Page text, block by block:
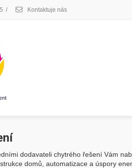
/ Kontaktuje nás
dodavateli chytrého řešení Vám
domů, automatizace a úspory